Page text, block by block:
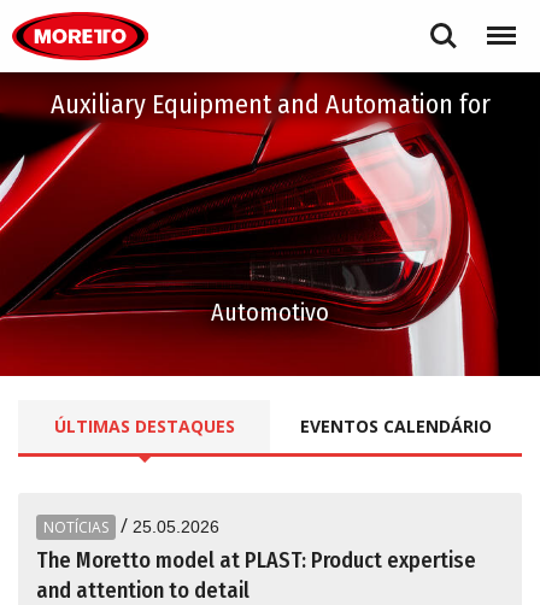
Search Menu
Auxiliary Equipment and Automation for
Automotivo
ÚLTIMAS DESTAQUES EVENTOS CALENDÁRIO
NOTÍCIAS / 25.05.2026
The Moretto model at PLAST: Product expertise
and attention to detail